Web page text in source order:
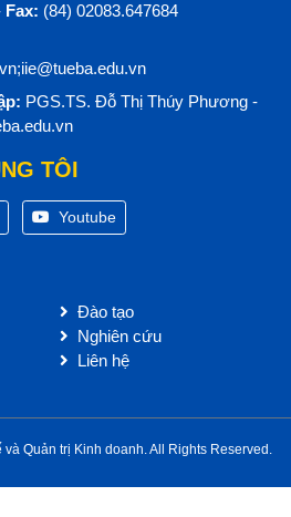
Fax: (84) 02083.647684
PGS.TS. Đỗ Thị Thúy Phương -
TÔI
Youtube
Đào tạo
Nghiên cứu
Liên hệ
Quản trị Kinh doanh. All Rights Reserved.